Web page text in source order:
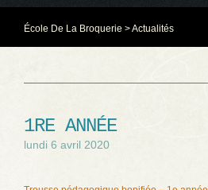
École De La Broquerie >Actualités
1RE ANNÉE
lundi 6 avril 2020